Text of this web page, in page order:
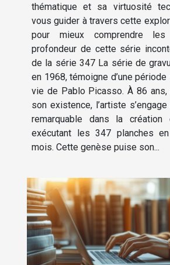
thématique et sa virtuosité
vous guider à travers cette
pour mieux comprendre
profondeur de cette série
de la série 347 La série de
en 1968, témoigne d’une
vie de Pablo Picasso. À 86 ans,
son existence, l’artiste
remarquable dans la
exécutant les 347 planches
mois. Cette genèse puise son...